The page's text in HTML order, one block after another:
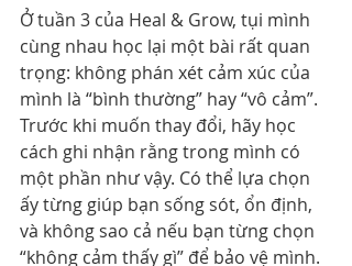
Ở tuần 3 của Heal & Grow, tụi mình
cùng nhau học lại một bài rất quan
trọng: không phán xét cảm xúc của
mình là “bình thường” hay “vô cảm”.
Trước khi muốn thay đổi, hãy học
cách ghi nhận rằng trong mình có
một phần như vậy. Có thể lựa chọn
ấy từng giúp bạn sống sót, ổn định,
và không sao cả nếu bạn từng chọn
“không cảm thấy gì” để bảo vệ mình.